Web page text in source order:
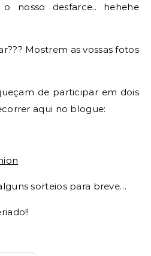
nosso desfarce.. hehehe
Mostrem as vossas fotos
de participar em dois
aqui no blogue:
sorteios para breve…